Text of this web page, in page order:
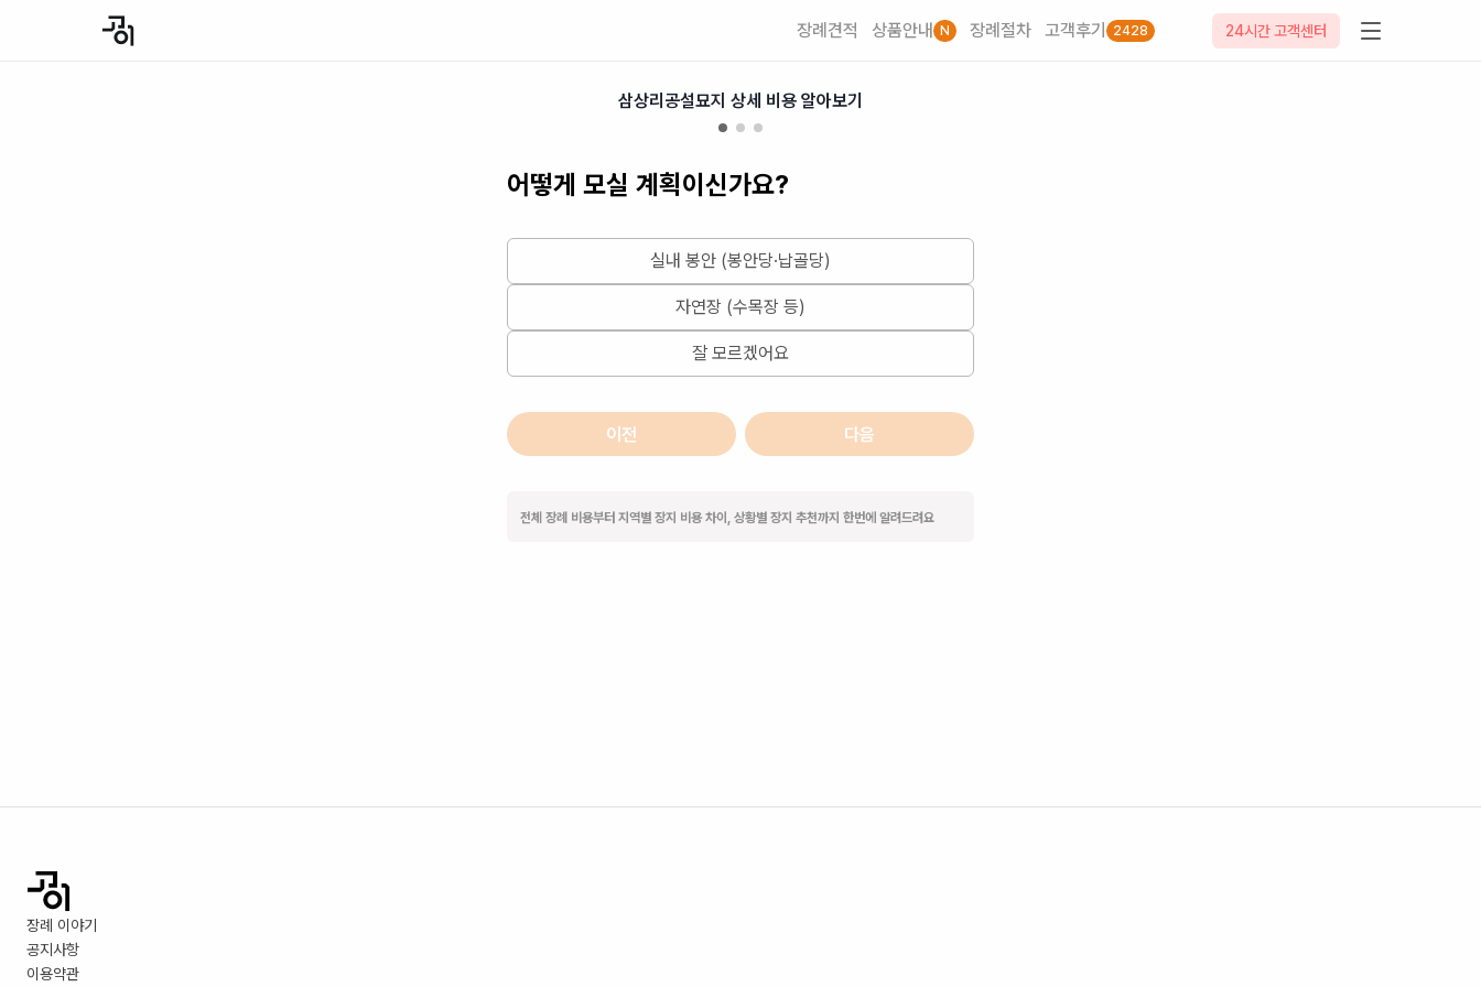
장례견적 상품안내 N 장례절차 고객후기 2428 24시간 고객센터
삼상리공설묘지 상세 비용 알아보기
어떻게 모실 계획이신가요?
실내 봉안 (봉안당·납골당)
자연장 (수목장 등)
잘 모르겠어요
이전 다음
전체 장례 비용부터 지역별 장지 비용 차이, 상황별 장지 추천까지 한번에 알려드려요
장례 이야기
공지사항
이용약관